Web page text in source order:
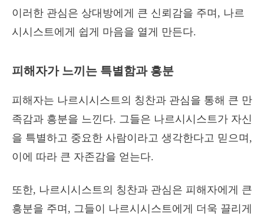
이러한 관심은 상대방에게 큰 신뢰감을 주며, 나르
시시스트에게 쉽게 마음을 열게 만든다.
피해자가 느끼는 특별함과 흥분
피해자는 나르시시스트의 칭찬과 관심을 통해 큰 만
족감과 흥분을 느낀다. 그들은 나르시시스트가 자신
을 특별하고 중요한 사람이라고 생각한다고 믿으며,
이에 따라 큰 자존감을 얻는다.
또한, 나르시시스트의 칭찬과 관심은 피해자에게 큰
흥분을 주며, 그들이 나르시시스트에게 더욱 끌리게